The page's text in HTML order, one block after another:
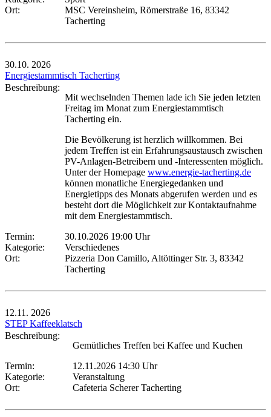
Ort:
MSC Vereinsheim, Römerstraße 16, 83342
Tacherting
30.10. 2026
Energiestammtisch Tacherting
Beschreibung:
Mit wechselnden Themen lade ich Sie jeden letzten
Freitag im Monat zum Energiestammtisch
Tacherting ein.
Die Bevölkerung ist herzlich willkommen. Bei
jedem Treffen ist ein Erfahrungsaustausch zwischen
PV-Anlagen-Betreibern und -Interessenten möglich.
Unter der Homepage www.energie-tacherting.de
können monatliche Energiegedanken und
Energietipps des Monats abgerufen werden und es
besteht dort die Möglichkeit zur Kontaktaufnahme
mit dem Energiestammtisch.
Termin:
30.10.2026 19:00 Uhr
Kategorie:
Verschiedenes
Ort:
Pizzeria Don Camillo, Altöttinger Str. 3, 83342
Tacherting
12.11. 2026
STEP Kaffeeklatsch
Beschreibung:
Gemütliches Treffen bei Kaffee und Kuchen
Termin:
12.11.2026 14:30 Uhr
Kategorie:
Veranstaltung
Ort:
Cafeteria Scherer Tacherting